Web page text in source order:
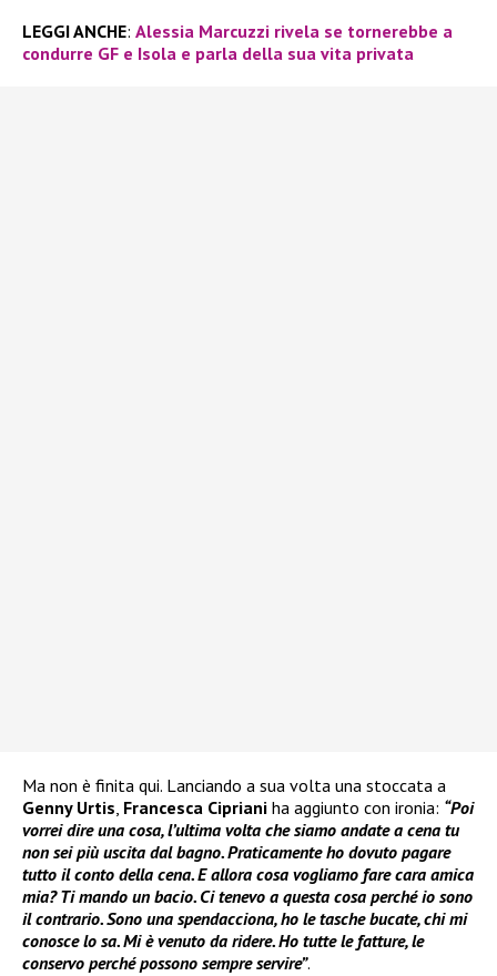
LEGGI ANCHE: Alessia Marcuzzi rivela se tornerebbe a
condurre GF e Isola e parla della sua vita privata
Ma non è finita qui. Lanciando a sua volta una stoccata a
Genny Urtis, Francesca Cipriani ha aggiunto con ironia: “Poi
vorrei dire una cosa, l’ultima volta che siamo andate a cena tu
non sei più uscita dal bagno. Praticamente ho dovuto pagare
tutto il conto della cena. E allora cosa vogliamo fare cara amica
mia? Ti mando un bacio. Ci tenevo a questa cosa perché io sono
il contrario. Sono una spendacciona, ho le tasche bucate, chi mi
conosce lo sa. Mi è venuto da ridere. Ho tutte le fatture, le
conservo perché possono sempre servire”.